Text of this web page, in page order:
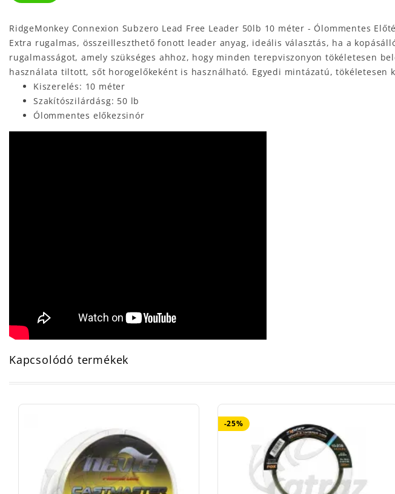
RidgeMonkey Connexion Subzero Lead Free Leader 50lb 10 méter - Ólommentes
Extra rugalmas, összeilleszthető fonott leader anyag, ideális választás, ha a
rugalmasságot, amely szükséges ahhoz, hogy minden terepviszonyon tökéletesen
használata tiltott, sőt horogelőkeként is használható. Egyedi mintázatú,
Kiszerelés: 10 méter
Szakítószilárdásg: 50 lb
Ólommentes előkezsinór
Kapcsolódó termékek
-25%